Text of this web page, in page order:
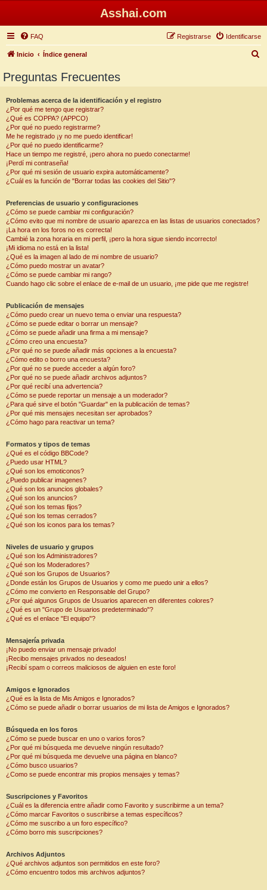
Asshai.com
FAQ Identificarse
Registrarse
Inicio Índice general
Preguntas Frecuentes
Problemas acerca de la identificación y el registro
¿Por qué me tengo que registrar?
¿Qué es COPPA? (APPCO)
¿Por qué no puedo registrarme?
Me he registrado ¡y no me puedo identificar!
¿Por qué no puedo identificarme?
Hace un tiempo me registré, ¡pero ahora no puedo conectarme!
¡Perdí mi contraseña!
¿Por qué mi sesión de usuario expira automáticamente?
¿Cuál es la función de "Borrar todas las cookies del Sitio"?
Preferencias de usuario y configuraciones
¿Cómo se puede cambiar mi configuración?
¿Cómo evito que mi nombre de usuario aparezca en las listas de usuarios conectados?
¡La hora en los foros no es correcta!
Cambié la zona horaria en mi perfil, ¡pero la hora sigue siendo incorrecto!
¡Mi idioma no está en la lista!
¿Qué es la imagen al lado de mi nombre de usuario?
¿Cómo puedo mostrar un avatar?
¿Cómo se puede cambiar mi rango?
Cuando hago clic sobre el enlace de e-mail de un usuario, ¡me pide que me registre!
Publicación de mensajes
¿Cómo puedo crear un nuevo tema o enviar una respuesta?
¿Cómo se puede editar o borrar un mensaje?
¿Cómo se puede añadir una firma a mi mensaje?
¿Cómo creo una encuesta?
¿Por qué no se puede añadir más opciones a la encuesta?
¿Cómo edito o borro una encuesta?
¿Por qué no se puede acceder a algún foro?
¿Por qué no se puede añadir archivos adjuntos?
¿Por qué recibí una advertencia?
¿Cómo se puede reportar un mensaje a un moderador?
¿Para qué sirve el botón "Guardar" en la publicación de temas?
¿Por qué mis mensajes necesitan ser aprobados?
¿Cómo hago para reactivar un tema?
Formatos y tipos de temas
¿Qué es el código BBCode?
¿Puedo usar HTML?
¿Qué son los emoticonos?
¿Puedo publicar imagenes?
¿Qué son los anuncios globales?
¿Qué son los anuncios?
¿Qué son los temas fijos?
¿Qué son los temas cerrados?
¿Qué son los iconos para los temas?
Niveles de usuario y grupos
¿Qué son los Administradores?
¿Qué son los Moderadores?
¿Qué son los Grupos de Usuarios?
¿Donde están los Grupos de Usuarios y como me puedo unir a ellos?
¿Cómo me convierto en Responsable del Grupo?
¿Por qué algunos Grupos de Usuarios aparecen en diferentes colores?
¿Qué es un "Grupo de Usuarios predeterminado"?
¿Qué es el enlace "El equipo"?
Mensajería privada
¡No puedo enviar un mensaje privado!
¡Recibo mensajes privados no deseados!
¡Recibí spam o correos maliciosos de alguien en este foro!
Amigos e Ignorados
¿Qué es la lista de Mis Amigos e Ignorados?
¿Cómo se puede añadir o borrar usuarios de mi lista de Amigos e Ignorados?
Búsqueda en los foros
¿Cómo se puede buscar en uno o varios foros?
¿Por qué mi búsqueda me devuelve ningún resultado?
¿Por qué mi búsqueda me devuelve una página en blanco?
¿Cómo busco usuarios?
¿Como se puede encontrar mis propios mensajes y temas?
Suscripciones y Favoritos
¿Cuál es la diferencia entre añadir como Favorito y suscribirme a un tema?
¿Cómo marcar Favoritos o suscribirse a temas específicos?
¿Cómo me suscribo a un foro específico?
¿Cómo borro mis suscripciones?
Archivos Adjuntos
¿Qué archivos adjuntos son permitidos en este foro?
¿Cómo encuentro todos mis archivos adjuntos?